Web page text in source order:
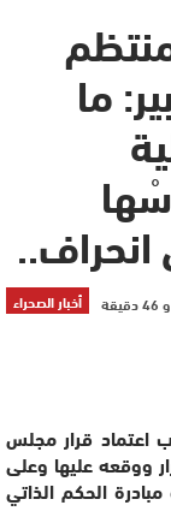
ما
أخبار الصحراء
اعتماد قرار مجلس
حدة القرار ووقعه عليها وعلى
الحكم الذاتي